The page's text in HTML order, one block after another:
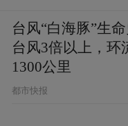
台风“白海豚”生
台风3倍以上，环
1300公里
都市快报